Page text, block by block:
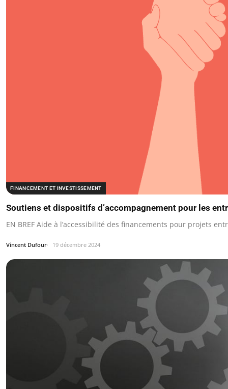
FINANCEMENT ET INVESTISSEMENT
Soutiens et dispositifs d’accompagnement pour les
EN BREF Aide à l’accessibilité des financements pour projets
Vincent Dufour 19 décembre 2024